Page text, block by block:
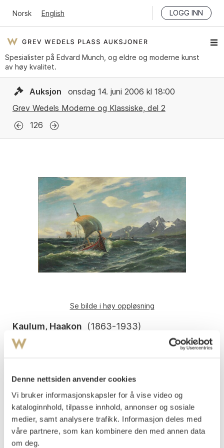
Denne nettsiden anvender cookies
Vi bruker informasjonskapsler for å vise video og
kataloginnhold, tilpasse innhold, annonser og sosiale
medier, samt analysere trafikk. Informasjon deles med
våre partnere, som kan kombinere den med annen data
om deg.
Norsk English LOGG INN
Spesialister på Edvard Munch, og eldre og moderne kunst
av høy kvalitet.
Auksjon
onsdag 14. juni 2006 kl 18:00
Grev Wedels Moderne og Klassiske, del 2
126
Se bilde i høy oppløsning
Kaulum, Haakon (1863-1933)
Stanley og andre båter i rom sjø 1890
Signert og datert nede t.h.: Kaulum - 90.
Båten i forgrunnen heter: "Stanley".
Vurdering
NOK 15 000–20 000